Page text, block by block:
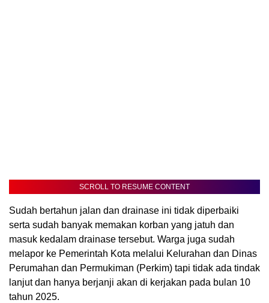
SCROLL TO RESUME CONTENT
Sudah bertahun jalan dan drainase ini tidak diperbaiki
serta sudah banyak memakan korban yang jatuh dan
masuk kedalam drainase tersebut. Warga juga sudah
melapor ke Pemerintah Kota melalui Kelurahan dan Dinas
Perumahan dan Permukiman (Perkim) tapi tidak ada tindak
lanjut dan hanya berjanji akan di kerjakan pada bulan 10
tahun 2025.